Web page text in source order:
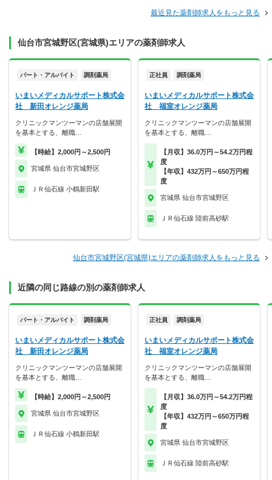
最近見た薬剤師求人をもっと見る
仙台市宮城野区(宮城県)エリアの薬剤師求人
パート・アルバイト 調剤薬局
いまいメディカルサポート株式会
社 新田オレンジ薬局
クリニックマンツーマンの店舗展開
を基本とする、離職…
【時給】2,000円～2,500円
宮城県 仙台市宮城野区
ＪＲ仙石線 小鶴新田駅
正社員 調剤薬局
いまいメディカルサポート株式会
社 福室オレンジ薬局
クリニックマンツーマンの店舗展開
を基本とする、離職…
【月収】36.0万円～54.2万円程
度
【年収】432万円～650万円程
度
宮城県 仙台市宮城野区
ＪＲ仙石線 陸前高砂駅
仙台市宮城野区(宮城県)エリアの薬剤師求人をもっと見る
近隣の同じ路線の別の薬剤師求人
パート・アルバイト 調剤薬局
いまいメディカルサポート株式会
社 新田オレンジ薬局
クリニックマンツーマンの店舗展開
を基本とする、離職…
【時給】2,000円～2,500円
宮城県 仙台市宮城野区
ＪＲ仙石線 小鶴新田駅
正社員 調剤薬局
いまいメディカルサポート株式会
社 福室オレンジ薬局
クリニックマンツーマンの店舗展開
を基本とする、離職…
【月収】36.0万円～54.2万円程
度
【年収】432万円～650万円程
度
宮城県 仙台市宮城野区
ＪＲ仙石線 陸前高砂駅